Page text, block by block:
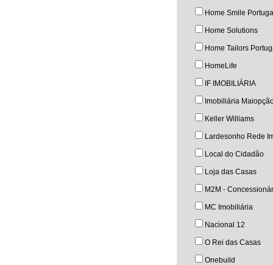
Home Smile
Home Solutions
Home Tailors
HomeLife
IF IMOBILIÁRIA
Imobiliária
Keller Williams
Lardesonho Rede
Local do Cidadão
Loja das Casas
M2M -
MC Imobiliária
Nacional 12
O Rei das Casas
Onebuild